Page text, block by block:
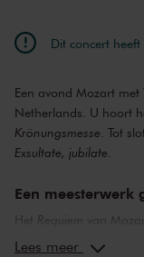
Dit concert
Een avond Mozart
Netherlands. U hoort
Krönungsmesse . Tot
Exsultate, jubilate
Een meesterwerk
Het Requiem van
grote publiek en is
Lees meer